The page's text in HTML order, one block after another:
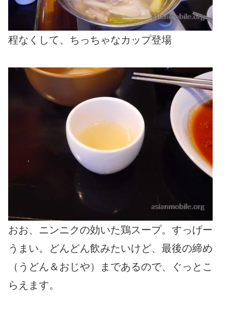
程なくして、ちっちゃなカップ登場
おお、ニンニクの効いた鶏スープ。すっげー
うまい。どんどん飲みたいけど、最後の締め
（うどん＆おじや）まであるので、ぐっとこ
らえます。